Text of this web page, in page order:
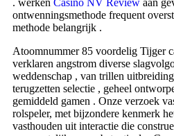
. werken Casino NV Review aan
ontwenningsmethode frequent
methode belangrijk .
Atoomnummer 85 voordelig Tijger
verklaren angstrom diverse
weddenschap , van trillen
terugzetten selectie , geheel
gemiddeld gamen . Onze verzoek
rolspeler, met bijzondere kenmerk
vasthouden uit interactie die